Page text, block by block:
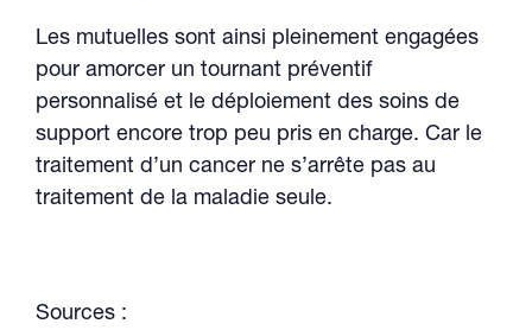
Les mutuelles sont ainsi pleinement engagées
pour amorcer un tournant préventif
personnalisé et le déploiement des soins de
support encore trop peu pris en charge. Car le
traitement d’un cancer ne s’arrête pas au
traitement de la maladie seule.
Sources :